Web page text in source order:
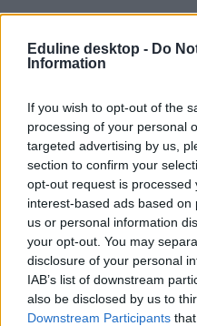
Eduline desktop - Do
Information
If you wish to opt-out of the
processing of your personal
targeted advertising by us,
section to confirm your
opt-out request is processed
interest-based ads based
us or personal information
your opt-out. You may
disclosure of your personal
IAB’s list of downstream
also be disclosed by us to
Downstream Participants
budapest
tömegközlekedés
BKK
BKK bérlet